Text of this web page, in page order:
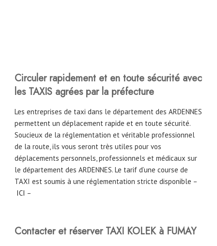
Circuler rapidement et en toute sécurité avec
les TAXIS agrées par la préfecture
Les entreprises de taxi dans le département des ARDENNES
permettent un déplacement rapide et en toute sécurité.
Soucieux de la réglementation et véritable professionnel
de la route, ils vous seront très utiles pour vos
déplacements personnels, professionnels et médicaux sur
le département des ARDENNES. Le tarif d’une course de
TAXI est soumis à une réglementation stricte disponible –
ICI –
Contacter et réserver TAXI KOLEK à FUMAY